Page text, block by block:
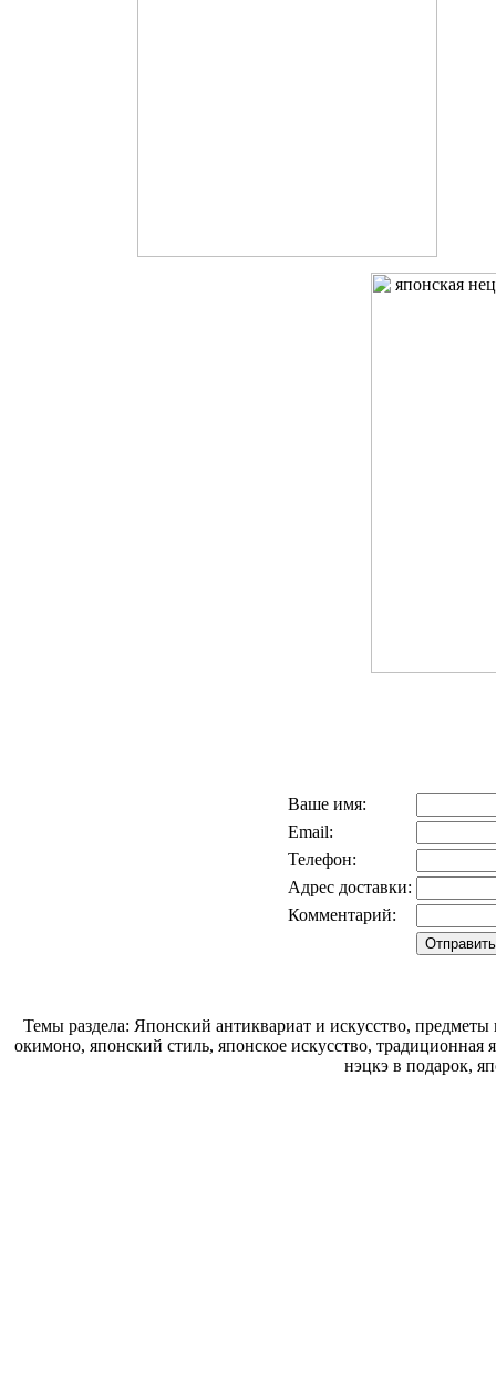
Ваше имя:
Email:
Телефон:
Адрес доставки:
Комментарий:
Темы раздела: Японский антиквариат и искусство,
окимоно, японский стиль, японское искусство,
нэцкэ в подарок,